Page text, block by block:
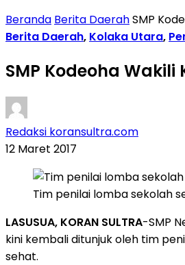
Beranda Berita DaerahSMP
Berita Daerah, Kolaka Utara,
SMP Kodeoha
Redaksi koransultra.com
12 Maret 2017
Tim penilai lomba sekolah
LASUSUA, KORAN SULTRA-SMP
kini kembali ditunjuk oleh tim
sehat.